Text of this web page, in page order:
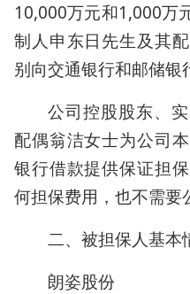
10,000万元和1,000万
制人申东日先生及其
别向交通银行和邮储银
公司控股股东、
配偶翁洁女士为公司
银行借款提供保证担
何担保费用，也不需要
二、被担保人基本
朗姿股份